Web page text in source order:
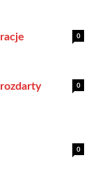
0
0
0